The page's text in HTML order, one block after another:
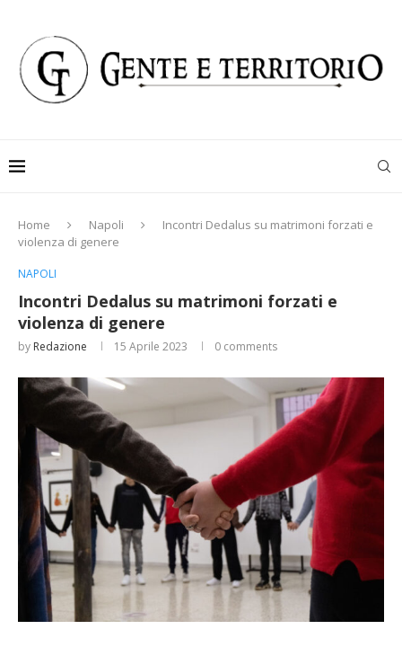
Home Napoli
Incontri Dedalus su matrimoni forzati e
violenza di genere
NAPOLI
Incontri Dedalus su matrimoni forzati e
violenza di genere
by Redazione 15 Aprile 2023 0 comments